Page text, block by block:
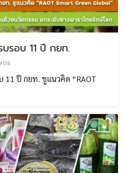
รอบ 11 ปี กยท.
ตร
11 ปี กยท. ชูแนวคิด “RAOT